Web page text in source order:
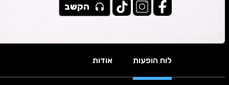
הקשב
לוח הופעות אודות